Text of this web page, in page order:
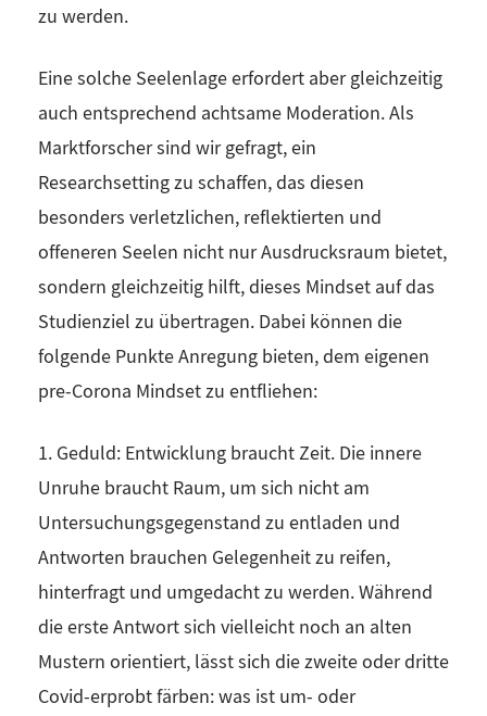
zu werden.
Eine solche Seelenlage erfordert aber gleichzeitig
auch entsprechend achtsame Moderation. Als
Marktforscher sind wir gefragt, ein
Researchsetting zu schaffen, das diesen
besonders verletzlichen, reflektierten und
offeneren Seelen nicht nur Ausdrucksraum bietet,
sondern gleichzeitig hilft, dieses Mindset auf das
Studienziel zu übertragen. Dabei können die
folgende Punkte Anregung bieten, dem eigenen
pre-Corona Mindset zu entfliehen:
1. Geduld: Entwicklung braucht Zeit. Die innere
Unruhe braucht Raum, um sich nicht am
Untersuchungsgegenstand zu entladen und
Antworten brauchen Gelegenheit zu reifen,
hinterfragt und umgedacht zu werden. Während
die erste Antwort sich vielleicht noch an alten
Mustern orientiert, lässt sich die zweite oder dritte
Covid-erprobt färben: was ist um- oder